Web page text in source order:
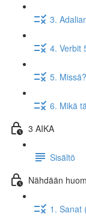
3.
4. Verbit
5.
6. Mikä
3 AIKA
Sisältö
Nähdään
1. Sanat